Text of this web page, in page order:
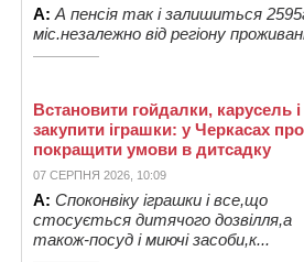
А: А пенсія так і залишиться
міс.незалежно від регіону
Встановити гойдалки, карусель і
закупити іграшки: у Черкасах
покращити умови в дитсадку
07 СЕРПНЯ 2026, 10:09
А: Споконвіку іграшки і все,що
стосується дитячого дозвілля,а
також-посуд і миючі засоби,к...